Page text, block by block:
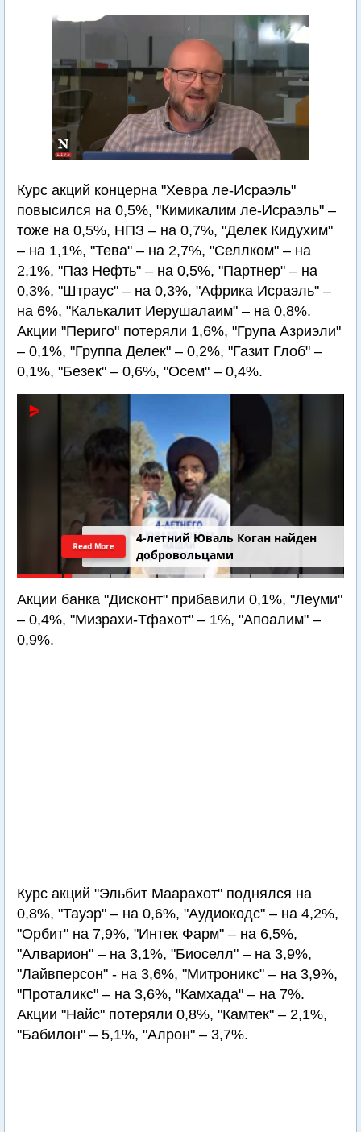
Курс акций концерна "Хевра ле-Исраэль"
повысился на 0,5%, "Кимикалим ле-Исраэль" –
тоже на 0,5%, НПЗ – на 0,7%, "Делек Кидухим"
– на 1,1%, "Тева" – на 2,7%, "Селлком" – на
2,1%, "Паз Нефть" – на 0,5%, "Партнер" – на
0,3%, "Штраус" – на 0,3%, "Африка Исраэль" –
на 6%, "Калькалит Иерушалаим" – на 0,8%.
Акции "Периго" потеряли 1,6%, "Група Азриэли"
– 0,1%, "Группа Делек" – 0,2%, "Газит Глоб" –
0,1%, "Безек" – 0,6%, "Осем" – 0,4%.
4-летний Юваль Коган найден
добровольцами
Read More
Акции банка "Дисконт" прибавили 0,1%, "Леуми"
– 0,4%, "Мизрахи-Тфахот" – 1%, "Апоалим" –
0,9%.
Курс акций "Эльбит Маарахот" поднялся на
0,8%, "Тауэр" – на 0,6%, "Аудиокодс" – на 4,2%,
"Орбит" на 7,9%, "Интек Фарм" – на 6,5%,
"Алварион" – на 3,1%, "Биоселл" – на 3,9%,
"Лайвперсон" - на 3,6%, "Митроникс" – на 3,9%,
"Проталикс" – на 3,6%, "Камхада" – на 7%.
Акции "Найс" потеряли 0,8%, "Камтек" – 2,1%,
"Бабилон" – 5,1%, "Алрон" – 3,7%.